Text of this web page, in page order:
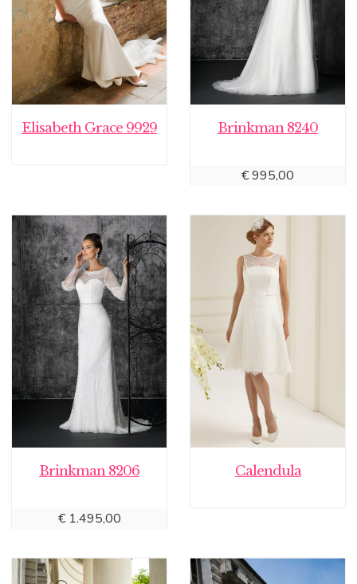
Elisabeth Grace 9929 Brinkman 8240
€995,00
Brinkman 8206
€1.495,00
Calendula